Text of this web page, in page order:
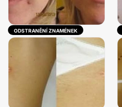
ODSTRANĚNÍ ZNAMÉNEK